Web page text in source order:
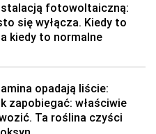
fotowoltaiczną:
się wyłącza. Kiedy to
kiedy to normalne
opadają liście:
zapobiegać: właściwie
Ta roślina czyści